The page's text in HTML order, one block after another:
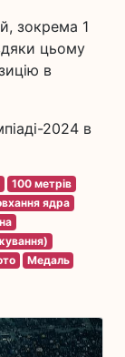
зокрема 1
цьому
в
2024 в
100 метрів
ядра
Медаль